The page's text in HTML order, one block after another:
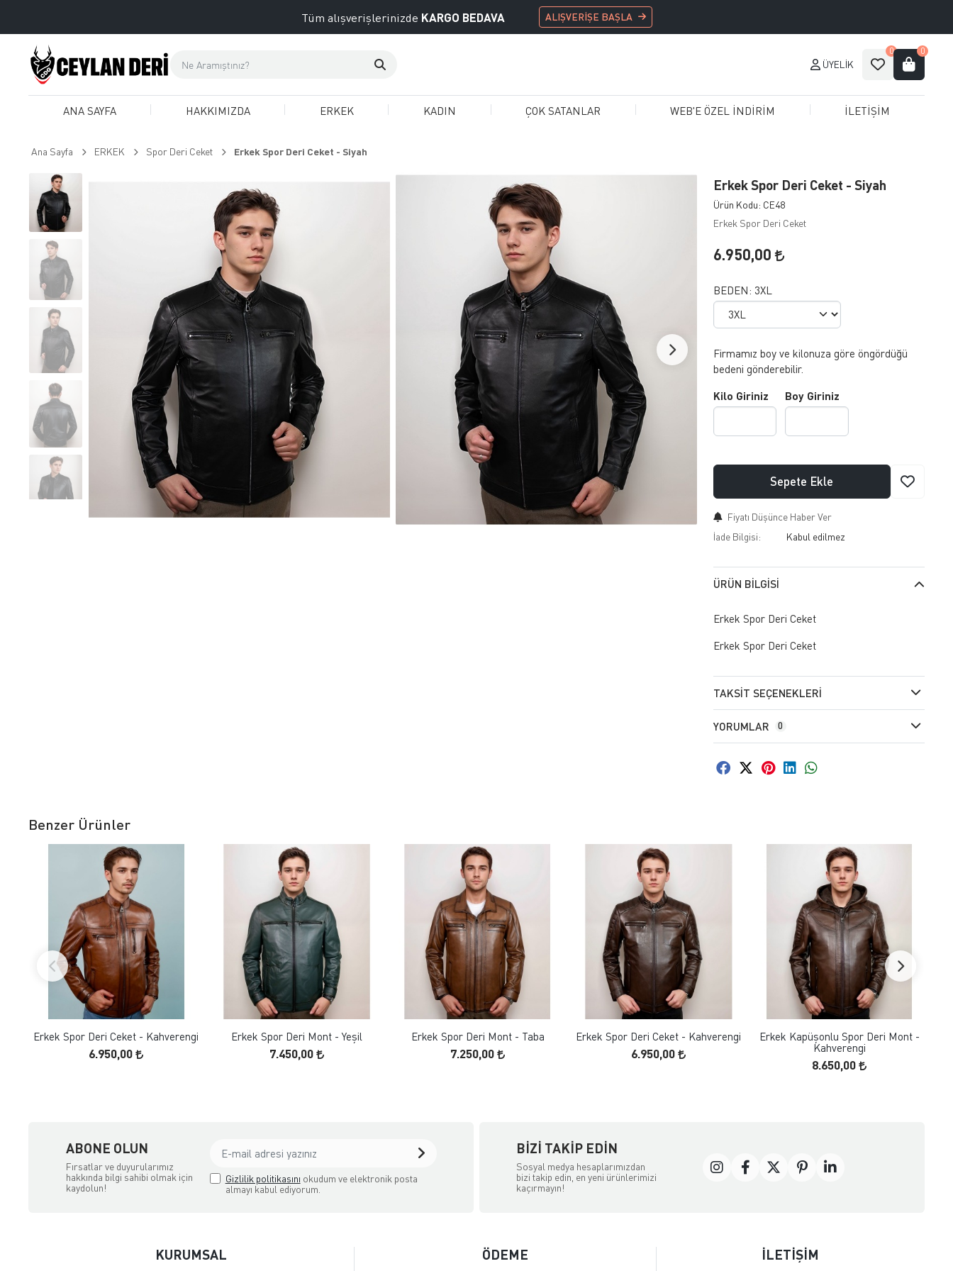
Tüm alışverişlerinizde KARGO BEDAVA ALIŞVERİŞE BAŞLA
ÜYELIK
0 0
ANA SAYFA HAKKIMIZDA ERKEK KADIN ÇOK SATANLAR WEB'E ÖZEL İNDİRİM İLETİŞİM
Ana Sayfa ERKEK Spor Deri Ceket Erkek Spor Deri Ceket - Siyah
Erkek Spor Deri Ceket - Siyah
Ürün Kodu: CE48
Erkek Spor Deri Ceket
6.950,00
BEDEN: 3XL
Firmamız boy ve kilonuza göre öngördüğü
bedeni gönderebilir.
Kilo Giriniz Boy Giriniz
Sepete Ekle
Fiyatı Düşünce Haber Ver
İade Bilgisi:
ÜRÜN BILGISI
Erkek Spor Deri Ceket
Erkek Spor Deri Ceket
TAKSIT SEÇENEKLERI
YORUMLAR 0
Benzer Ürünler
FAVORILERE EKLE
ÜRÜN İNCELE
Erkek Spor Deri Ceket - Kahverengi
6.950,00
FAVORILERE EKLE
ÜRÜN İNCELE
Erkek Spor Deri Mont - Yeşil
7.450,00
FAVORILERE EKLE
ÜRÜN İNCELE
Erkek Spor Deri Mont - Taba
7.250,00
FAVORILERE EKLE
ÜRÜN İNCELE
Erkek Spor Deri Ceket - Kahverengi
6.950,00
FAVORILERE EKLE
ÜRÜN İNCELE
Erkek Kapüşonlu Spor Deri Mont -
Kahverengi
8.650,00
ABONE OLUN
Fırsatlar ve duyurularımız
hakkında bilgi sahibi olmak için
kaydolun!
Gizlilik politikasını okudum ve elektronik posta
almayı kabul ediyorum.
BIZI TAKIP EDIN
Sosyal medya hesaplarımızdan
bizi takip edin, en yeni ürünlerimizi
kaçırmayın!
KURUMSAL ÖDEME İLETİŞİM